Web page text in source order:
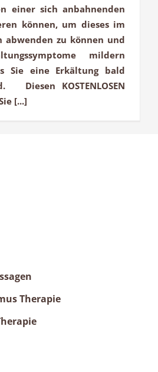
einer sich anbahnenden
können, um dieses im
abwenden zu können und
mildern
Sie eine Erkältung bald
Diesen KOSTENLOSEN
[...]
Therapie